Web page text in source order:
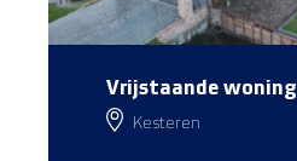
Vrijstaande woning
Kesteren